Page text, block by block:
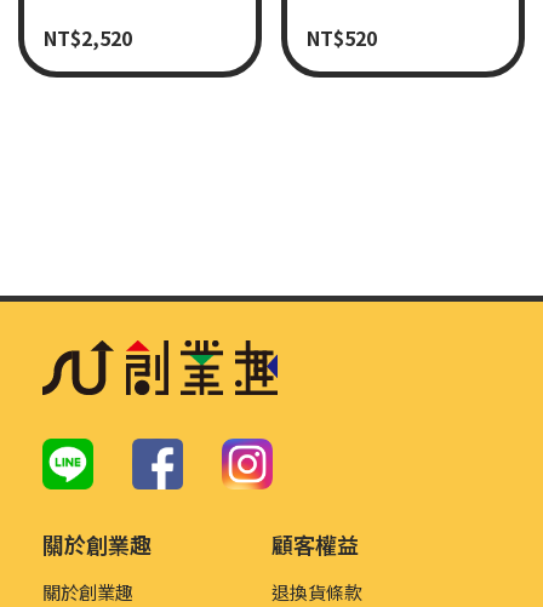
NT$2,520 NT$520
關於創業趣
關於創業趣
顧客權益
退換貨條款